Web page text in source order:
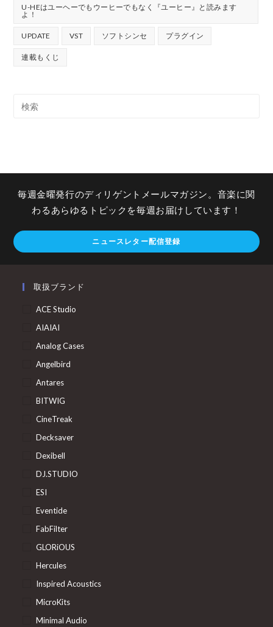
U-HEはユーヘーでもウーヒーでもなく『ユーヒー』と読みます
よ！
UPDATE VST ソフトシンセ プラグイン
連載もくじ
毎週金曜発行のディリゲントメールマガジン。音楽に関
わるあらゆるトピックを毎週お届けしています！
ニュースレター配信登録
取扱ブランド
ACE Studio
AIAIAI
Analog Cases
Angelbird
Antares
BITWIG
CineTreak
Decksaver
Dexibell
DJ.STUDIO
ESI
Eventide
FabFilter
GLORiOUS
Hercules
Inspired Acoustics
MicroKits
Minimal Audio